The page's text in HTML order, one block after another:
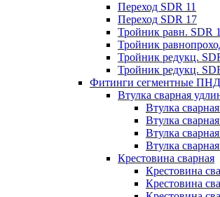
Переход SDR 11
Переход SDR 17
Тройник равн. SDR
Тройник
Тройник редукц.
Тройник редукц.
Фитинги сегментные ПНД
Втулка сварная
Втулка
Втулка
Втулка
Втулка
Крестовина сварная
Крестовина
Крестовина